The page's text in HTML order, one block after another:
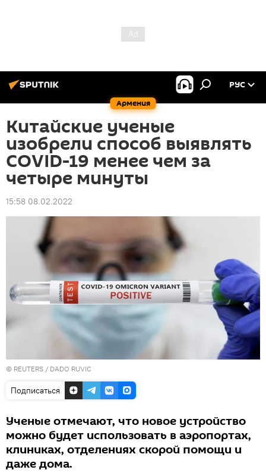
Армения
РУС
Китайские ученые
изобрели способ выявлять
COVID-19 менее чем за
четыре минуты
15:58 08.02.2022
© REUTERS / DADO RUVIC
Подписаться
Ученые отмечают, что новое устройство
можно будет использовать в аэропортах,
клиниках, отделениях скорой помощи и
даже дома.